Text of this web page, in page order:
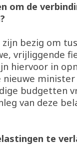
om de
bezig om
vrijliggende
hiervoor in
budgetten
van deze
te